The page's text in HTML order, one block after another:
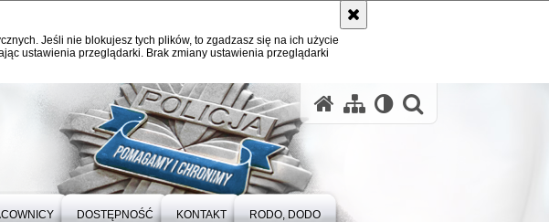
Jeśli nie blokujesz tych plików, to zgadzasz się na ich użycie
ustawienia przeglądarki. Brak zmiany ustawienia przeglądarki
DOSTĘPNOŚĆ KONTAKT RODO, DODO